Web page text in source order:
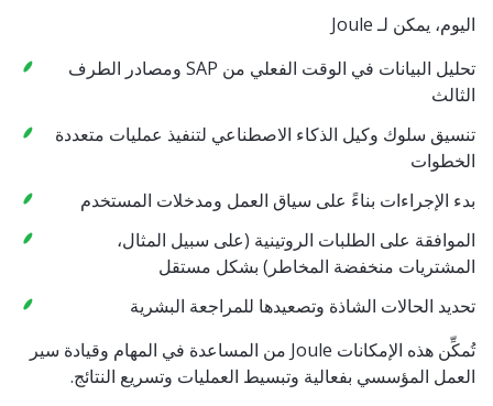
اليوم، يمكن لـ Joule
تحليل البيانات في الوقت الفعلي من SAP ومصادر الطرف
الثالث
تنسيق سلوك وكيل الذكاء الاصطناعي لتنفيذ عمليات متعددة
الخطوات
بدء الإجراءات بناءً على سياق العمل ومدخلات المستخدم
الموافقة على الطلبات الروتينية (على سبيل المثال،
المشتريات منخفضة المخاطر) بشكل مستقل
تحديد الحالات الشاذة وتصعيدها للمراجعة البشرية
تُمكِّن هذه الإمكانات Joule من المساعدة في المهام وقيادة سير
العمل المؤسسي بفعالية وتبسيط العمليات وتسريع النتائج.